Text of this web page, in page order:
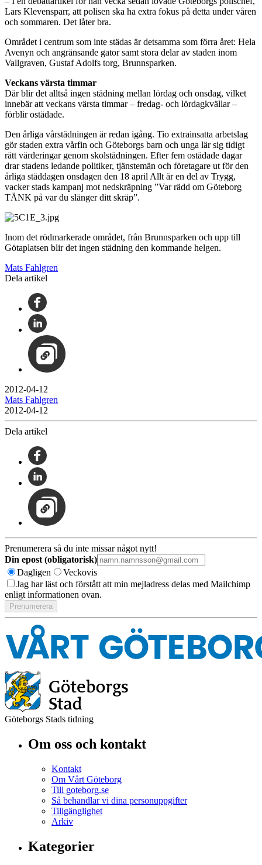
Lars Klevensparr, att polisen ska ha extra fokus på detta under våren
och sommaren. Det låter bra.
Området i centrum som inte städas är detsamma som förra året: Hela
Avenyn och angränsande gator samt stora delar av staden inom
Vallgraven, Gustaf Adolfs torg, Brunnsparken.
Veckans värsta timmar
Där blir det alltså ingen städning mellan lördag och onsdag, vilket
innebär att veckans värsta timmar – fredag- och lördagkvällar –
förblir ostädade.
Den årliga vårstädningen är redan igång. Tio extrainsatta arbetslag
gör staden extra vårfin och Göteborgs barn och unga lär sig tidigt
rätt värderingar genom skolstädningen. Efter fem ostädade dagar
drar stadens ledande politiker, tjänstemän och företagare ut för den
årliga städdagen onsdagen den 18 april Allt är en del av Trygg,
vacker stads kampanj mot nedskräpning ”Var rädd om Göteborg
TÄNK på var du slänger ditt skräp”.
Inom det rödmarkerade området, från Brunnsparken och upp till
Götaplatsen blir det ingen städning den kommande helgen.
Mats Fahlgren
Dela artikel
2012-04-12
Mats Fahlgren
2012-04-12
Dela artikel
Prenumerera så du inte missar något nytt!
Din epost (obligatorisk)
Dagligen
Veckovis
Jag har läst och förstått att min mejladress delas med Mailchimp
enligt informationen ovan.
Göteborgs Stads tidning
Om oss och kontakt
Kontakt
Om Vårt Göteborg
Till goteborg.se
Så behandlar vi dina personuppgifter
Tillgänglighet
Arkiv
Kategorier